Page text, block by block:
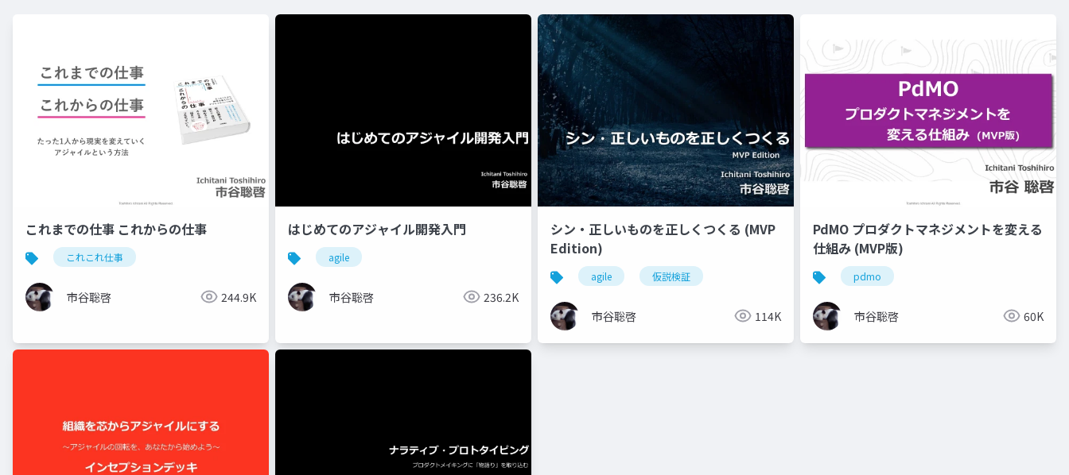
これまでの仕事 これからの仕事
これこれ仕事
市谷聡啓 244.9K
はじめてのアジャイル開発入門
agile
市谷聡啓 236.2K
シン・正しいものを正しくつくる (MVP
Edition)
agile 仮説検証
市谷聡啓 114K
PdMO プロダクトマネジメントを変える
仕組み (MVP版)
pdmo
市谷聡啓 60K